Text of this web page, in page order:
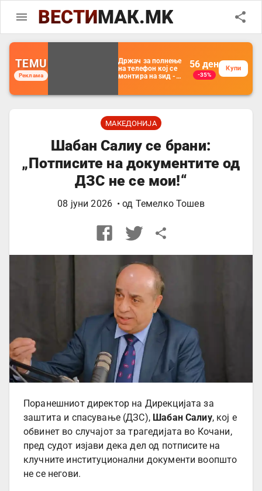
ВЕСТИМАК.MK
TEMU
Реклама
Држач за полнење
на телефон кој се
монтира на ѕид -
организатор за
далечински
управувач
56 ден
-35%
Купи
МАКЕДОНИЈА
Шабан Салиу се брани:
„Потписите на документите од
ДЗС не се мои!“
08 јуни 2026 • од Темелко Тошев
Поранешниот директор на Дирекцијата за
заштита и спасување (ДЗС), Шабан Салиу, кој е
обвинет во случајот за трагедијата во Кочани,
пред судот изјави дека дел од потписите на
клучните институционални документи воопшто
не се негови.